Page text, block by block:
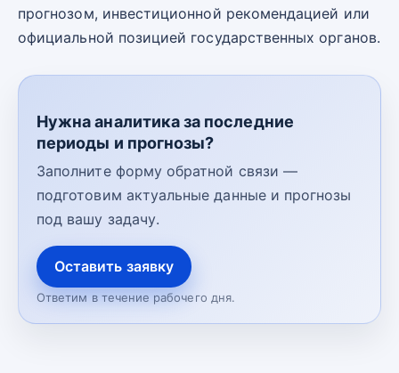
прогнозом, инвестиционной рекомендацией или
официальной позицией государственных органов.
Нужна аналитика за последние
периоды и прогнозы?
Заполните форму обратной связи —
подготовим актуальные данные и прогнозы
под вашу задачу.
Оставить заявку
Ответим в течение рабочего дня.